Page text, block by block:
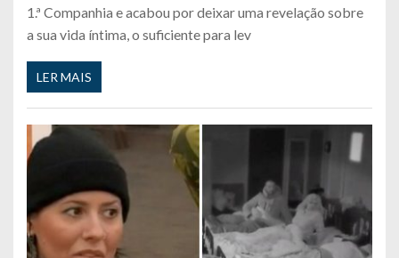
1.ª Companhia e acabou por deixar uma revelação sobre
a sua vida íntima, o suficiente para lev
LER MAIS